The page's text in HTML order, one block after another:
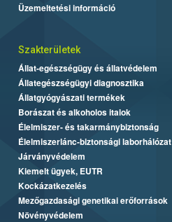
Üzemeltetési információ
Szakterületek
Állat-egészségügy és állatvédelem
Állategészségügyi diagnosztika
Állatgyógyászati termékek
Borászat és alkoholos italok
Élelmiszer- és takarmánybiztonság
Élelmiszerlánc-biztonsági laborhálózat
Járványvédelem
Kiemelt ügyek, EUTR
Kockázatkezelés
Mezőgazdasági genetikai erőforrások
Növényvédelem